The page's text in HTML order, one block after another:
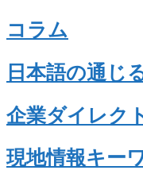
コラム
日本語の通じ
企業ダイレク
現地情報キー